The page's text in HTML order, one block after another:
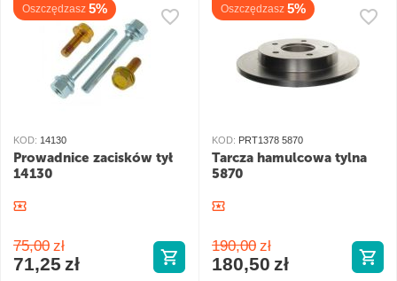
Oszczędzasz 5%
KOD: 14130
Prowadnice zacisków tył
14130
75,00 zł
71,25 zł
Oszczędzasz 5%
KOD: PRT1378 5870
Tarcza hamulcowa tylna
5870
190,00 zł
180,50 zł